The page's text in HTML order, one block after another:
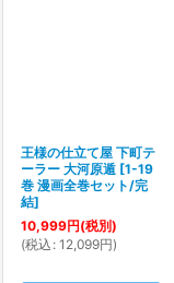
王様の仕立て屋 下町テ
ーラー 大河原遁 [1-19
巻 漫画全巻セット/完
結]
10,999円(税別)
(税込 : 12,099円)